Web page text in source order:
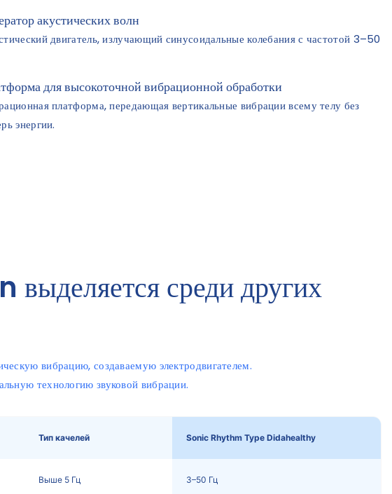
акустических волн
двигатель, излучающий синусоидальные колебания с частотой 3–50
для высокоточной вибрационной обработки
платформа, передающая вертикальные вибрации всему телу без
энергии.
среди других
вибрацию, создаваемую электродвигателем.
технологию звуковой вибрации.
Тип качелей Sonic Rhythm Type Didahealthy
Выше 5 Гц 3–50 Гц